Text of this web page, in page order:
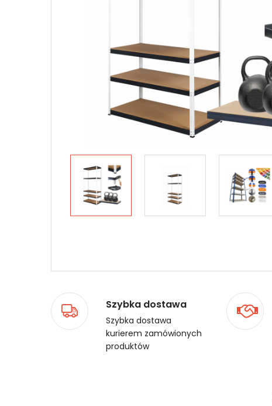
Szybka dostawa
Szybka dostawa
kurierem zamówionych
produktów